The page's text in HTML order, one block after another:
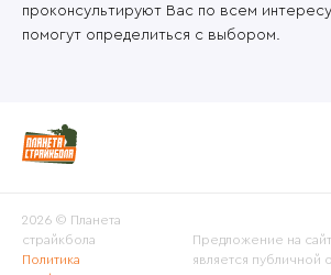
проконсультируют Вас по всем
помогут определиться с выбором.
2026 © Планета
страйкбола
Политика
Предложение на
является публичной